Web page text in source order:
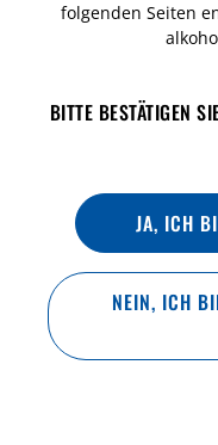
folgenden Seiten
BITTE BESTÄTIGEN
JA, ICH
NEIN, ICH
IDEALE